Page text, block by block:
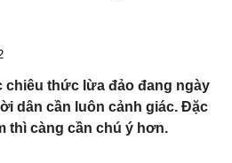
chiêu thức lừa đảo đang ngày
dân cần luôn cảnh giác. Đặc
thì càng cần chú ý hơn.